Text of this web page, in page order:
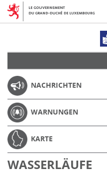
NACHRICHTEN
WARNUNGEN
KARTE
WASSERLÄUFE